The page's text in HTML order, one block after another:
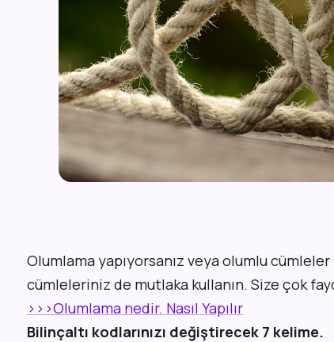
Olumlama yapıyorsanız veya olumlu
cümleleriniz de mutlaka kullanın. Size çok
>>>Olumlama nedir. Nasıl Yapılır
Bilinçaltı kodlarınızı değiştirecek 7 kelime.